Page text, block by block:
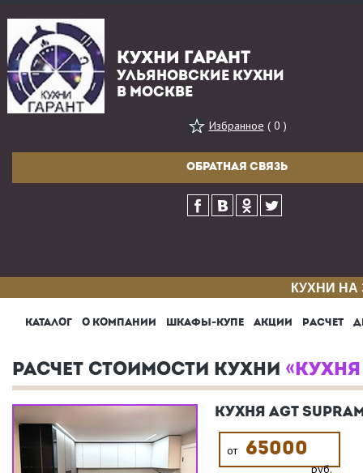
КУХНИ ГАРАНТ
УЛЬЯНОВСКИЕ КУХНИ
В МОСКВЕ
Избранное ( 0 )
ОБРАТНАЯ СВЯЗЬ
КУХНИ
КАТАЛОГ О КОМПАНИИ ШКАФЫ-КУПЕ АКЦИИ РАСЧЕТ
РАСЧЕТ СТОИМОСТИ КУХНИ «КУХНЯ
КУХНЯ AGT
от 65000
руб.